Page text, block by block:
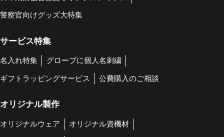
警察官向けグッズ大特集
サービス特集
名入れ特集 グローブに個人名刺繍
ギフトラッピングサービス 公費購入のご相談
オリジナル製作
オリジナルウェア オリジナル資機材